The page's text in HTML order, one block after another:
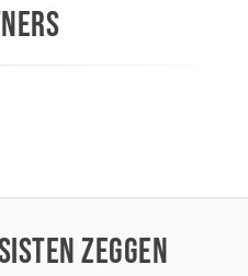
ZEGGEN